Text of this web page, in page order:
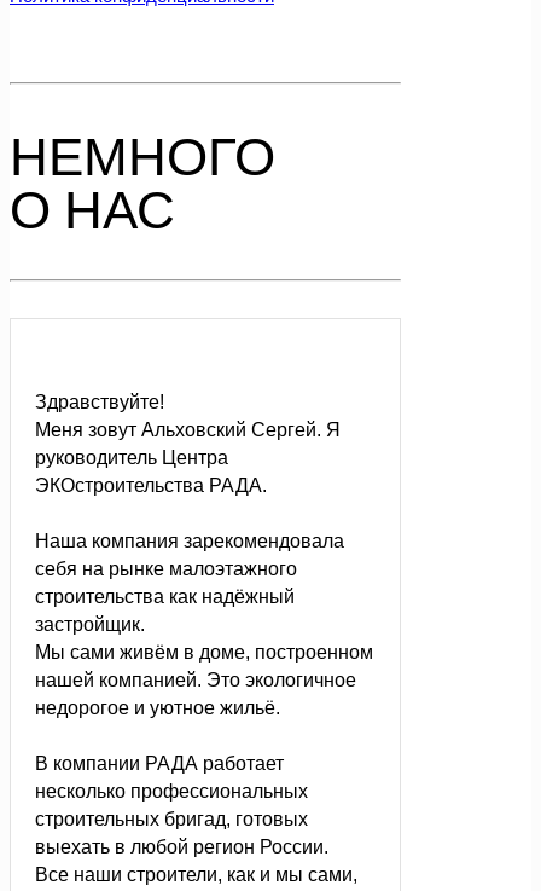
НЕМНОГО
О НАС
Здравствуйте!
Меня зовут Альховский Сергей. Я
руководитель Центра
ЭКОстроительства РАДА.
Наша компания зарекомендовала
себя на рынке малоэтажного
строительства как надёжный
застройщик.
Мы сами живём в доме, построенном
нашей компанией. Это экологичное
недорогое и уютное жильё.
В компании РАДА работает
несколько профессиональных
строительных бригад, готовых
выехать в любой регион России.
Все наши строители, как и мы сами,